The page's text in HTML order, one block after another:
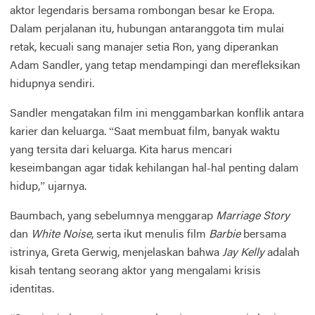
aktor legendaris bersama rombongan besar ke Eropa.
Dalam perjalanan itu, hubungan antaranggota tim mulai
retak, kecuali sang manajer setia Ron, yang diperankan
Adam Sandler, yang tetap mendampingi dan merefleksikan
hidupnya sendiri.
Sandler mengatakan film ini menggambarkan konflik antara
karier dan keluarga. “Saat membuat film, banyak waktu
yang tersita dari keluarga. Kita harus mencari
keseimbangan agar tidak kehilangan hal-hal penting dalam
hidup,” ujarnya.
Baumbach, yang sebelumnya menggarap Marriage Story
dan White Noise, serta ikut menulis film Barbiebersama
istrinya, Greta Gerwig, menjelaskan bahwa Jay Kellyadalah
kisah tentang seorang aktor yang mengalami krisis
identitas.